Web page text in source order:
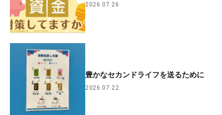
2026.07.26
豊かなセカンドライフを送るために
2026.07.22